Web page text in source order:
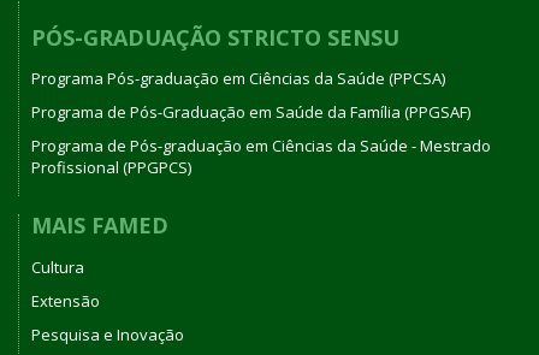
PÓS-GRADUAÇÃO STRICTO SENSU
Programa Pós-graduação em Ciências da Saúde (PPCSA)
Programa de Pós-Graduação em Saúde da Família (PPGSAF)
Programa de Pós-graduação em Ciências da Saúde - Mestrado
Profissional (PPGPCS)
MAIS FAMED
Cultura
Extensão
Pesquisa e Inovação